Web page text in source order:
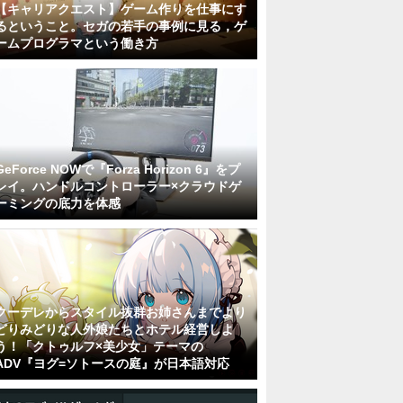
キャリアクエスト】ゲーム作りを仕事にす
ということ。セガの若手の事例に見る，ゲ
ムプログラマという働き方
NOWで『Forza Horizon 6』をプ
イ。ハンドルコントローラー×クラウドゲ
ミングの底力を体感
ーデレからスタイル抜群お姉さんまでより
りみどりな人外娘たちとホテル経営しよ
！「クトゥルフ×美少女」テーマの
『ヨグ=ソトースの庭』が日本語対応